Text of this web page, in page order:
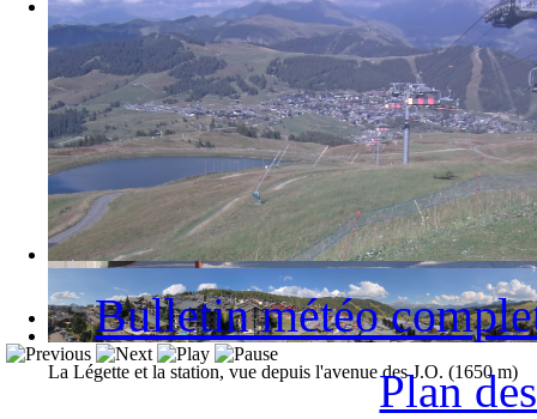
La station des Saisies et le Mont-Blanc
La Légette et la station, vue depuis l'avenue des J.O. (1650 m)
Bulletin météo
Plan